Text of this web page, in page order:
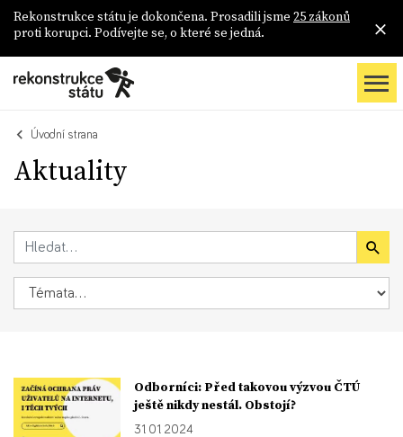
Rekonstrukce státu je dokončena. Prosadili jsme 25 zákonů
proti korupci. Podívejte se, o které se jedná.
Úvodní strana
Aktuality
Odborníci: Před takovou výzvou ČTÚ
ještě nikdy nestál. Obstojí?
31. 01. 2024